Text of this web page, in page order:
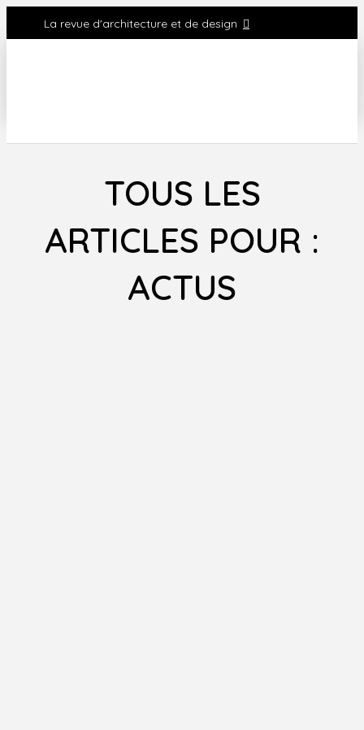
La revue d'architecture et de design
TOUS LES
ARTICLES POUR :
ACTUS